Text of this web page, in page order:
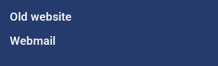
Old website
Webmail